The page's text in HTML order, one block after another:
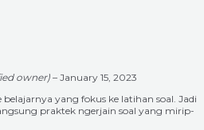
owner)– January 15, 2023
yang fokus ke latihan soal. Jadi
praktek ngerjain soal yang mirip-